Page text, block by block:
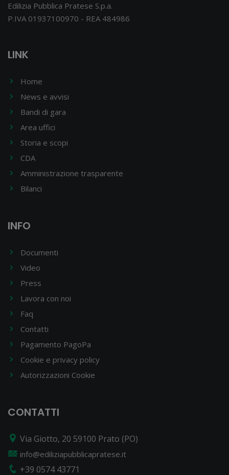
Edilizia Pubblica Pratese S.p.a.
P.IVA 01937100970 - REA 484986
LINK
Home
News e avvisi
Bandi di gara
Area uffici
Storia e scopi
CDA
Amministrazione trasparente
Bilanci
INFO
Documenti
Video
Press
Lavora con noi
Faq
Contatti
Pagamento PagoPa
Cookie e privacy policy
Autorizzazioni Cookie
CONTATTI
Via Giotto, 20 59100 Prato (PO)
info@ediliziapubblicapratese.it
+39 0574 43771